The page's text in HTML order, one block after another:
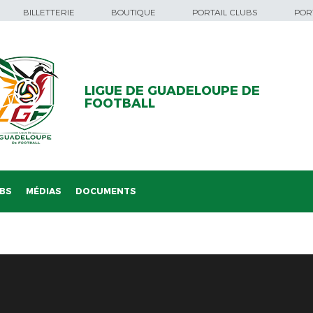
BILLETTERIE BOUTIQUE PORTAIL CLUBS
LIGUE DE GUADELOUPE DE
FOOTBALL
MÉDIAS DOCUMENTS